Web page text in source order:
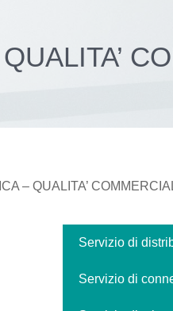
– QUALITA’
Servizio di
Servizio di